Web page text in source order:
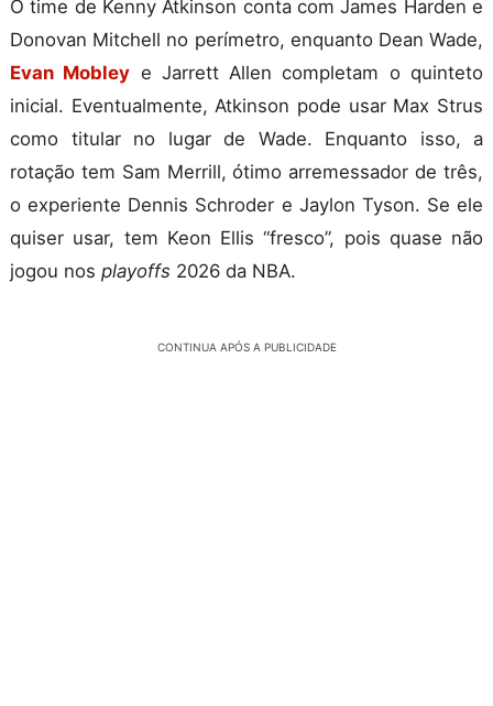
O time de Kenny Atkinson conta com James Harden e
Donovan Mitchell no perímetro, enquanto Dean Wade,
Evan Mobley e Jarrett Allen completam o quinteto
inicial. Eventualmente, Atkinson pode usar Max Strus
como titular no lugar de Wade. Enquanto isso, a
rotação tem Sam Merrill, ótimo arremessador de três,
o experiente Dennis Schroder e Jaylon Tyson. Se ele
quiser usar, tem Keon Ellis “fresco”, pois quase não
jogou nos playoffs 2026 da NBA.
CONTINUA APÓS A PUBLICIDADE